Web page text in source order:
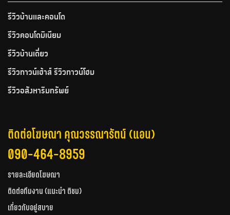
รีวิวบ้านและคอนโด
รีวิวคอนโดมิเนียม
รีวิวบ้านเดี่ยว
รีวิวทาวน์เฮ้าส์ รีวิวทาวน์โฮม
รีวิวอสังหาริมทรัพย์
ติดต่อโฆษณา คุณวรรณารัตน์ (แอน)
090-464-8959
รายละเอียดโฆษณา
ติดต่อทีมงาน (แนะนำ ติชม)
เกี่ยวกับอยู่สบาย